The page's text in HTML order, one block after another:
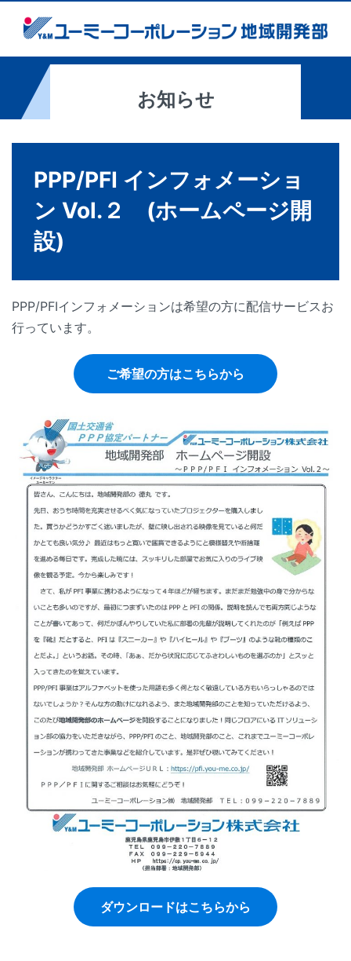
お知らせ
PPP/PFI インフォメーショ
ン Vol.２ (ホームページ開
設)
PPP/PFIインフォメーションは希望の方に配信サービスお
行っています。
ご希望の方はこちらから
ダウンロードはこちらから